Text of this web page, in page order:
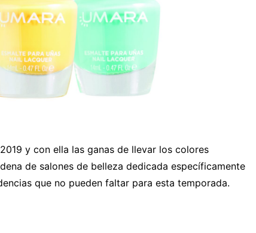
y con ella las ganas de llevar los colores
de salones de belleza dedicada específicamente
que no pueden faltar para esta temporada.